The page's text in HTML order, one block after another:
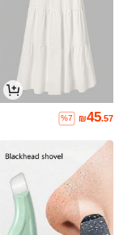
₪45.57
%7